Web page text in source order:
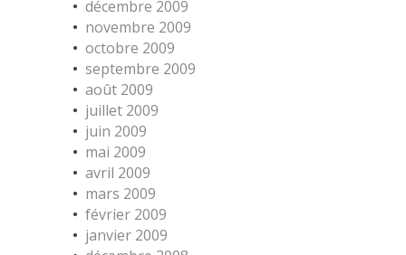
décembre 2009
novembre 2009
octobre 2009
septembre 2009
août 2009
juillet 2009
juin 2009
mai 2009
avril 2009
mars 2009
février 2009
janvier 2009